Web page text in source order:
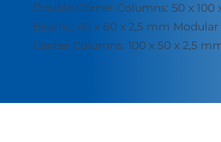
Double Corner Columns: 50 x 100
Beams: 40 x 60 x 2,5 mm
Center Columns: 100 x 50 x 2,5